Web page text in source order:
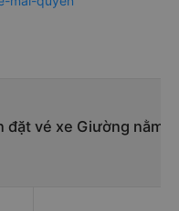
đặt vé xe Giường nằm